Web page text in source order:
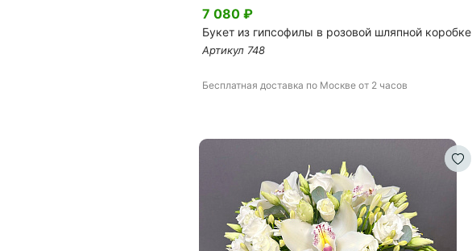
7 080 ₽
Букет из гипсофилы в розовой шляпной коробке
Артикул 748
Бесплатная доставка по Москве от 2 часов